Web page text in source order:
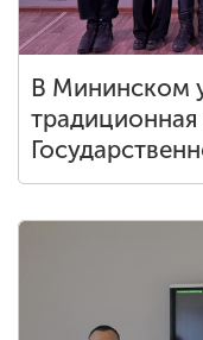
В Мининском